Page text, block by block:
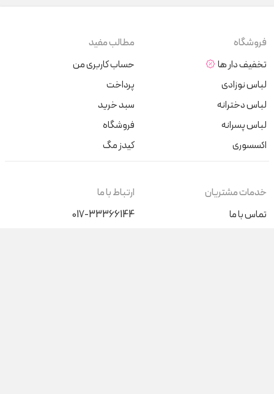
فروشگاه
تخفیف دار ها
لباس نوزادی
لباس دخترانه
لباس پسرانه
اکسسوری
مطالب مفید
حساب کاربری من
پرداخت
سبد خرید
فروشگاه
کیدز مگ
خدمات مشتریان
تماس با ما
ارتباط با ما
017-33366144